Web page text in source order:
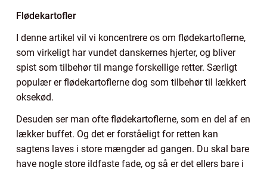
Flødekartofler
I denne artikel vil vi koncentrere os om flødekartoflerne,
som virkeligt har vundet danskernes hjerter, og bliver
spist som tilbehør til mange forskellige retter. Særligt
populær er flødekartoflerne dog som tilbehør til lækkert
oksekød.
Desuden ser man ofte flødekartoflerne, som en del af en
lækker buffet. Og det er forståeligt for retten kan
sagtens laves i store mængder ad gangen. Du skal bare
have nogle store ildfaste fade, og så er det ellers bare i